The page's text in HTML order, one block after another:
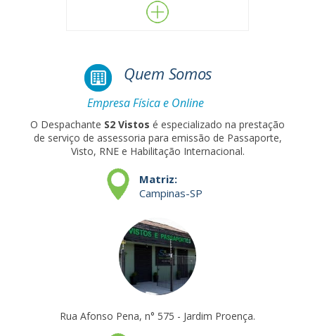
Quem Somos
Empresa Física e Online
O Despachante S2 Vistos é especializado na prestação
de serviço de assessoria para emissão de Passaporte,
Visto, RNE e Habilitação Internacional.
Matriz:
Campinas-SP
Rua Afonso Pena, n° 575 - Jardim Proença.